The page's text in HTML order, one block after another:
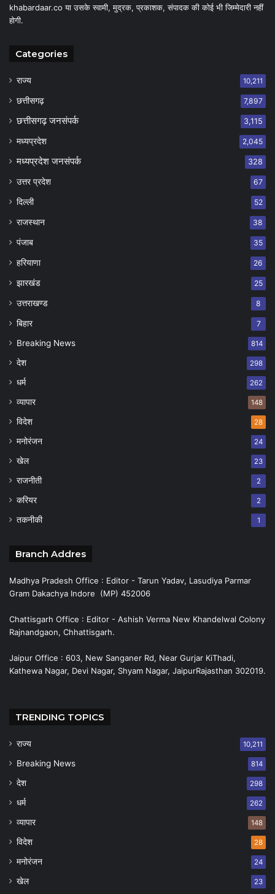
khabardaar.co या उसके स्वामी, मुद्रक, प्रकाशक, संपादक की कोई भी जिम्मेदारी नहीं
होगी.
Categories
राज्य 10,211
छत्तीसगढ़ 7,897
छत्तीसगढ़ जनसंपर्क 3,115
मध्यप्रदेश 2,045
मध्यप्रदेश जनसंपर्क 328
उत्तर प्रदेश 67
दिल्ली 52
राजस्थान 38
पंजाब 35
हरियाणा 26
झारखंड 25
उत्तराखण्ड 8
बिहार 7
Breaking News 814
देश 298
धर्म 262
व्यापार 148
विदेश 28
मनोरंजन 24
खेल 23
राजनीती 2
करियर 2
तकनीकी 1
Branch Addres
Madhya Pradesh Office : Editor - Tarun Yadav, Lasudiya Parmar
Gram Dakachya Indore (MP) 452006
Chattisgarh Office : Editor - Ashish Verma New Khandelwal Colony
Rajnandgaon, Chhattisgarh.
Jaipur Office : 603, New Sanganer Rd, Near Gurjar KiThadi,
Kathewa Nagar, Devi Nagar, Shyam Nagar, JaipurRajasthan 302019.
TRENDING TOPICS
राज्य 10,211
Breaking News 814
देश 298
धर्म 262
व्यापार 148
विदेश 28
मनोरंजन 24
खेल 23